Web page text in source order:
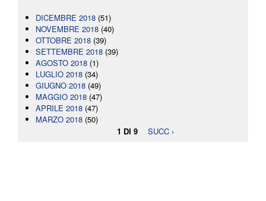
DICEMBRE 2018 (51)
NOVEMBRE 2018 (40)
OTTOBRE 2018 (39)
SETTEMBRE 2018 (39)
AGOSTO 2018 (1)
LUGLIO 2018 (34)
GIUGNO 2018 (49)
MAGGIO 2018 (47)
APRILE 2018 (47)
MARZO 2018 (50)
1 DI 9
SUCC ›